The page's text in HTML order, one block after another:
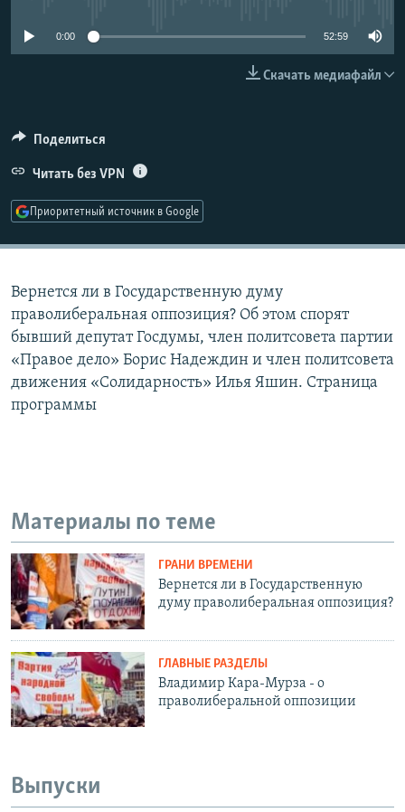
Все сайты РСЕ/РС
0:00 52:59
Скачать медиафайл
Поделиться
Читать без VPN
Приоритетный источник в Google
Вернется ли в Государственную думу
праволиберальная оппозиция? Об этом спорят
бывший депутат Госдумы, член политсовета партии
«Правое дело» Борис Надеждин и член политсовета
движения «Солидарность» Илья Яшин. Страница
программы
Материалы по теме
ГРАНИ ВРЕМЕНИ
Вернется ли в Государственную
думу праволиберальная оппозиция?
ГЛАВНЫЕ РАЗДЕЛЫ
Владимир Кара-Мурза - о
праволиберальной оппозиции
Выпуски